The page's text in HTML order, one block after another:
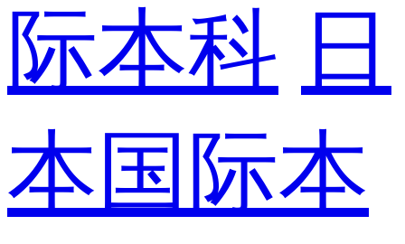
际本科 日
本国际本